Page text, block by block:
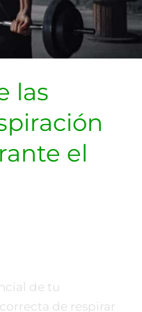
las
el
de tu
de respirar